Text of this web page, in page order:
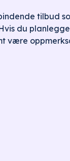
tilbud
du
være